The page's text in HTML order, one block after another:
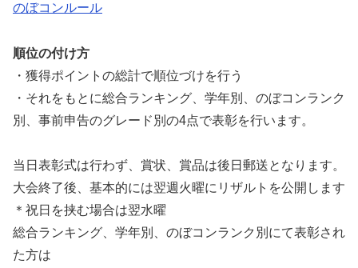
のぼコンルール
順位の付け方
・獲得ポイントの総計で順位づけを行う
・それをもとに総合ランキング、学年別、のぼコンランク
別、事前申告のグレード別の4点で表彰を行います。
当日表彰式は行わず、賞状、賞品は後日郵送となります。
大会終了後、基本的には翌週火曜にリザルトを公開します
＊祝日を挟む場合は翌水曜
総合ランキング、学年別、のぼコンランク別にて表彰され
た方は